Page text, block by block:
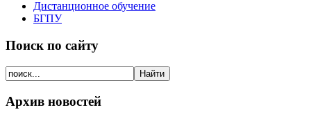
Дистанционное обучение
БГПУ
Поиск по сайту
Архив новостей